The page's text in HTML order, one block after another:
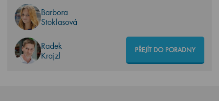
Barbora
Stoklasová
Radek
Krajzl
PŘEJÍT DO PORADNY